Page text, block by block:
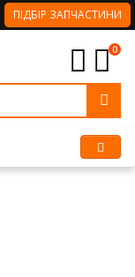
ПІДБІР ЗАПЧАСТИНИ
0